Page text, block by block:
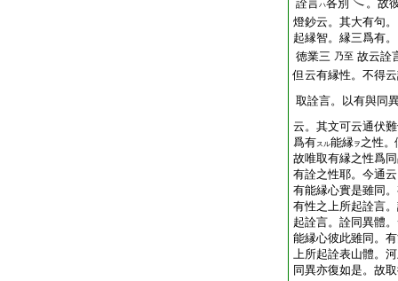
詮言 ハ各別
。故
燈鈔云。其大有句
起縁智。縁三爲有
徳業三 乃至 故云詮
但云有縁性。不得
取詮言。以有與同
云。其文可云通伏
爲有スル能縁ヲ 之性
故唯取有縁之性爲
有詮之性耶。今通
有能縁心實是雖同
有性之上所起詮言
起詮言。詮同異體
能縁心彼此雖同。
上所起詮表山體。
同異亦復如是。故